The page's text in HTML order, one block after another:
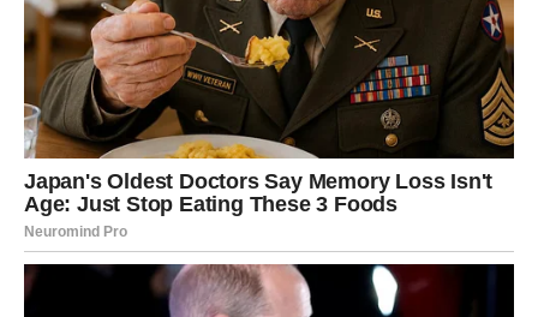
Zvijezde vam savjetuju da ostanete smireni.
Strijelčevi vole iskrenost i ne vole komplikacije.
Zato nemojte prihvatiti ništa što nije potpuno jasno.
Postavljajte pitanja.
Tražite odgovore.